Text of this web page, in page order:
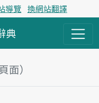
導覽 換網站翻譯
典
面）